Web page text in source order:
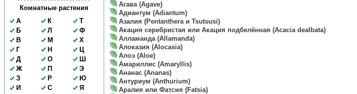
Комнатные растения
А
Б
В
Г
Д
Ж
З
И
К
Л
М
Н
О
П
Р
С
Т
Ф
Х
Ц
Ш
Э
Ю
Я
Агава (Agave)
Адиантум (Adiantum)
Азалия (Pentanthera и Tsutsusi)
Акация серебристая или Акация подбелённая (Acacia dealbata)
Алламанда (Allamanda)
Алоказия (Alocasia)
Алоэ (Aloe)
Амариллис (Amaryllis)
Ананас (Ananas)
Антуриум (Anthurium)
Аралия или Фатсия (Fatsia)